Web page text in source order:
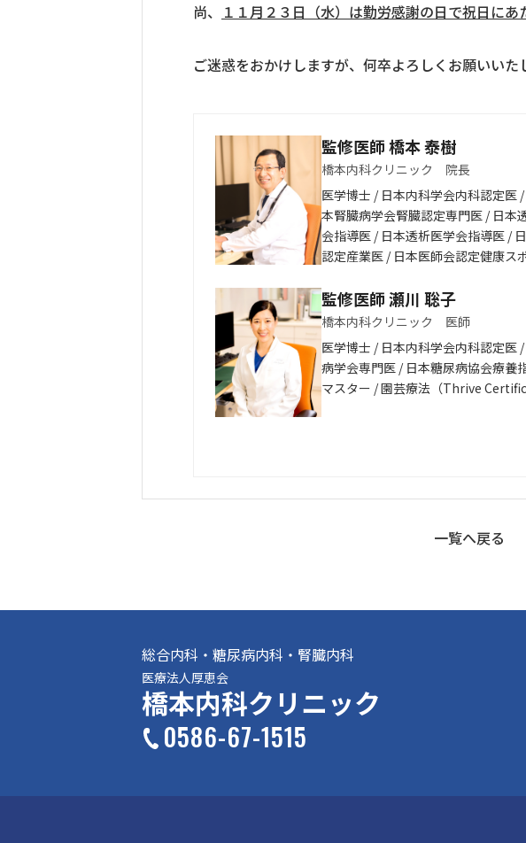
尚、 １１月２３日（水）は勤労感謝の日で祝日にあ
ご迷惑をおかけしますが、何卒よろしくお願いいた
監修医師 橋本 泰樹
橋本内科クリニック 院長
医学博士 / 日本内科学会内科認定医
本腎臓病学会腎臓認定専門医 / 日本
会指導医 / 日本透析医学会指導医 /
認定産業医 / 日本医師会認定健康ス
監修医師 瀬川 聡子
橋本内科クリニック 医師
医学博士 / 日本内科学会内科認定医
病学会専門医 / 日本糖尿病協会療養
マスター / 園芸療法（Thrive
一覧へ戻る
総合内科・糖尿病内科・腎臓内科
医療法人厚恵会
橋本内科クリニック
0586-67-1515